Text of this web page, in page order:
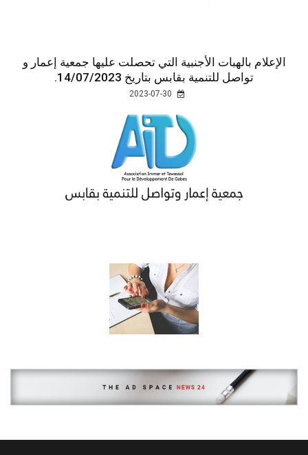
الإعلام بالهبات الأجنبية التي تحصلت عليها جمعية إعمار و
تواصل للتنمية بقابس بتاريخ 14/07/2023.